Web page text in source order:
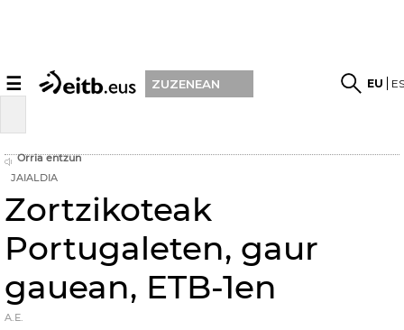
☰ ZUZENEAN EU
Orria entzun
JAIALDIA
Zortzikoteak
Portugaleten, gaur
gauean, ETB-1en
A.E.